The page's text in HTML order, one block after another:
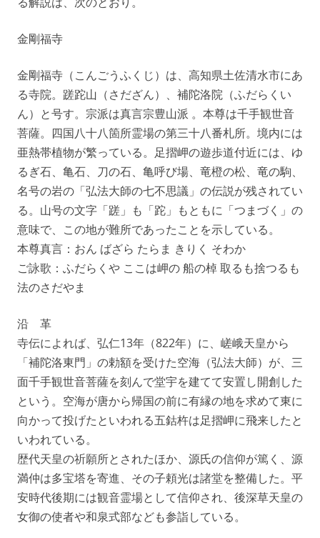
金剛福寺
金剛福寺（こんごうふくじ）は、高知県土佐清水市にあ
る寺院。蹉跎山（さだざん）、補陀洛院（ふだらくい
ん）と号す。宗派は真言宗豊山派 。本尊は千手観世音
菩薩。四国八十八箇所霊場の第三十八番札所。境内には
亜熱帯植物が繁っている。足摺岬の遊歩道付近には、ゆ
るぎ石、亀石、刀の石、亀呼び場、竜橙の松、竜の駒、
名号の岩の「弘法大師の七不思議」の伝説が残されてい
る。山号の文字「蹉」も「跎」もともに「つまづく」の
意味で、この地が難所であったことを示している。
本尊真言：おん ばざら たらま きりく そわか
ご詠歌：ふだらくや ここは岬の 船の棹 取るも捨つるも
法のさだやま
沿 革
寺伝によれば、弘仁13年（822年）に、嵯峨天皇から
「補陀洛東門」の勅額を受けた空海（弘法大師）が、三
面千手観世音菩薩を刻んで堂宇を建てて安置し開創した
という。空海が唐から帰国の前に有縁の地を求めて東に
向かって投げたといわれる五鈷杵は足摺岬に飛来したと
いわれている。
歴代天皇の祈願所とされたほか、源氏の信仰が篤く、源
満仲は多宝塔を寄進、その子頼光は諸堂を整備した。平
安時代後期には観音霊場として信仰され、後深草天皇の
女御の使者や和泉式部なども参詣している。